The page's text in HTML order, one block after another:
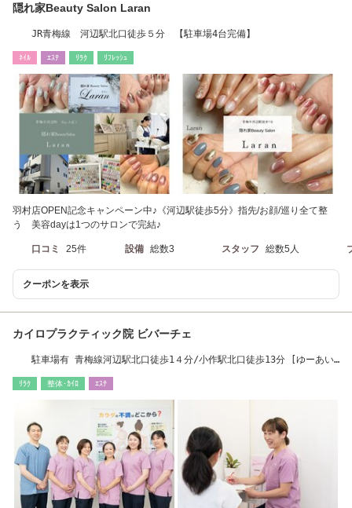
隠れ家Beauty Salon Laran
JR青梅線 河辺駅北口徒歩５分 【駐車場4台完備】
ﾈｲﾙ ｴｽﾃ ﾘﾗｸ ﾘﾌﾚｯｼｭ
羽村店OPEN記念キャンペーン中♪《河辺駅徒歩5分》指先/お顔/巡り全て整
う 美容dayは1つのサロンで完結♪
口コミ 25件 設備 総数3 スタッフ 総数5人
クーポンを表示
カイロプラクティック院 ビバーチェ
駐車場有 青梅線河辺駅北口徒歩1４分/小作駅北口徒歩13分 [ゆーあい
ﾘﾗｸ 整体･ｶｲﾛ ｴｽﾃ